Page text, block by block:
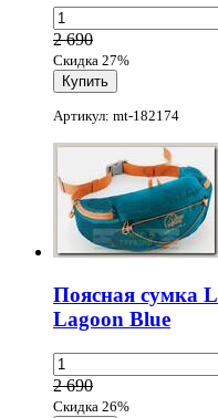
2 690
Скидка 27%
Артикул: mt-182174
Поясная сумка
Lagoon Blue
2 690
Скидка 26%